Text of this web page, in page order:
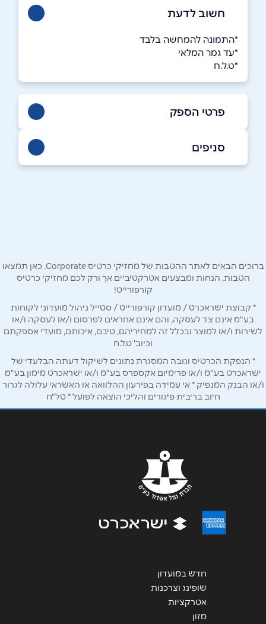
חשוב לדעת
*התמונה להמחשה בלבד
*עד גמר המלאי
*ט.ל.ח
פרטי הספק
אימייל*
נושא*
אנא חזרו אלי בקשר ל...
הודעה*
סניפים
ברוכים הבאים לאתר ההטבות של מחזיקי כרטיס Corporate. כאן תמצאו
הטבות, הנחות ומבצעים אטרקטיביים אך ורק לכם מחזיקי כרטיס
קורפורייט!
* קבוצת ישראכרט / מועדון קורפורייט / סטייל ניהול מועדוני לקוחות
בע"מ אינם צד לעסקה, והם אינם אחראים לפרסום ו/או לעסקה ו/או
לשירות ו/או למוצר ובכלל זה למחיריהם, טיבם, איכותם, מועדי אספקתם
וכיוב' ט.ל.ח
* הנפקת הכרטיס וגובה המסגרת נתונים לשיקול דעתה הבלעדי של
ישראכרט בע"מ ו/או פרימיום אקספרס בע"מ ו/או ישראכרט מימון בע"מ
ו/או הבנק המנפיק * אי עמידה בפירעון ההלוואה או האשראי עלולה לגרור
חיוב בריבית פיגורים והליכי הוצאה לפועל * טל"ח
חדש במועדון
שופינג וצרכנות
אטרקציות
מזון